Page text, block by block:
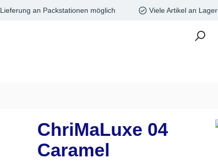
Lieferung an Packstationen möglich Viele Artikel an Lager
ChriMaLuxe 04
Caramel